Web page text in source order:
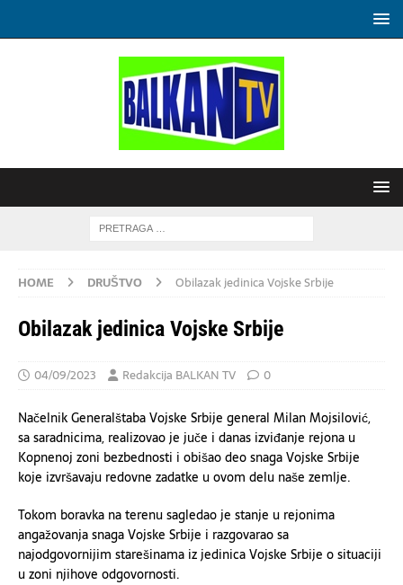
HOME DRUŠTVO Obilazak jedinica Vojske Srbije
Obilazak jedinica Vojske Srbije
04/09/2023 Redakcija BALKAN TV 0
Načelnik Generalštaba Vojske Srbije general Milan Mojsilović,
sa saradnicima, realizovao je juče i danas izviđanje rejona u
Kopnenoj zoni bezbednosti i obišao deo snaga Vojske Srbije
koje izvršavaju redovne zadatke u ovom delu naše zemlje.
Tokom boravka na terenu sagledao je stanje u rejonima
angažovanja snaga Vojske Srbije i razgovarao sa
najodgovornijim starešinama iz jedinica Vojske Srbije o situaciji
u zoni njihove odgovornosti.